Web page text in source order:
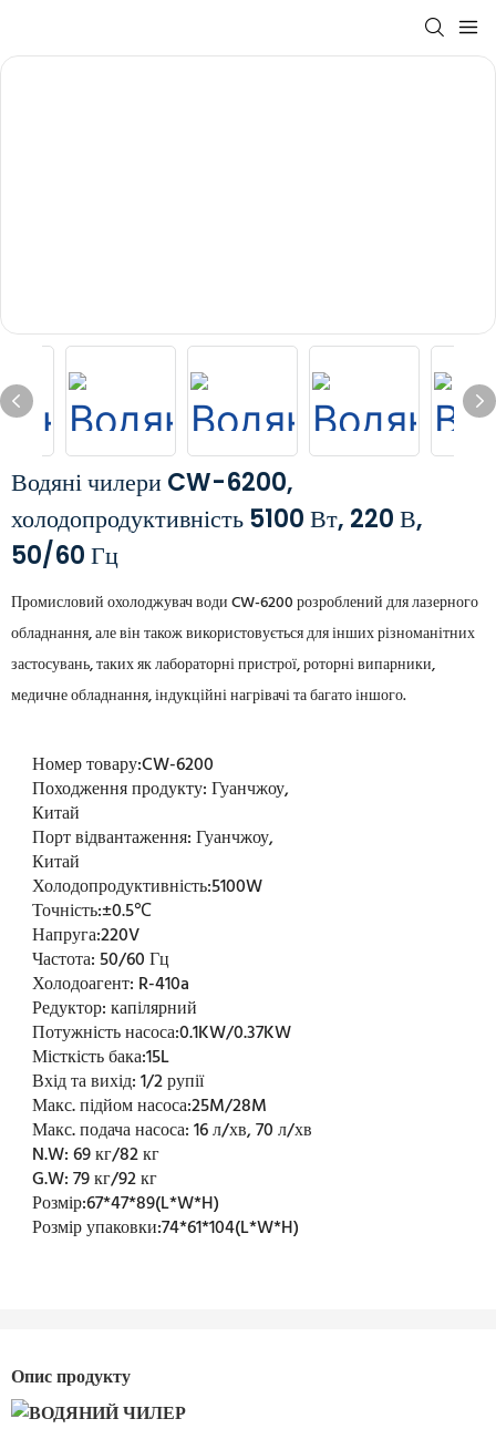
Водяні чилери CW-6200,
холодопродуктивність 5100 Вт, 220 В,
50/60 Гц
Промисловий охолоджувач води CW-6200 розроблений для лазерного
обладнання, але він також використовується для інших різноманітних
застосувань, таких як лабораторні пристрої, роторні випарники,
медичне обладнання, індукційні нагрівачі та багато іншого.
Номер товару:CW-6200
Походження продукту:Гуанчжоу,
Китай
Порт відвантаження:Гуанчжоу,
Китай
Холодопродуктивність:5100W
Точність:±0.5℃
Напруга:220V
Частота:50/60 Гц
Холодоагент: R-410a
Редуктор:капілярний
Потужність насоса:0.1KW/0.37KW
Місткість бака:15L
Вхід та вихід:1/2 рупії
Макс. підйом насоса:25M/28M
Макс. подача насоса:16 л/хв, 70 л/хв
N.W:69 кг/82 кг
G.W:79 кг/92 кг
Розмір:67*47*89(L*W*H)
Розмір упаковки:74*61*104(L*W*H)
Опис продукту